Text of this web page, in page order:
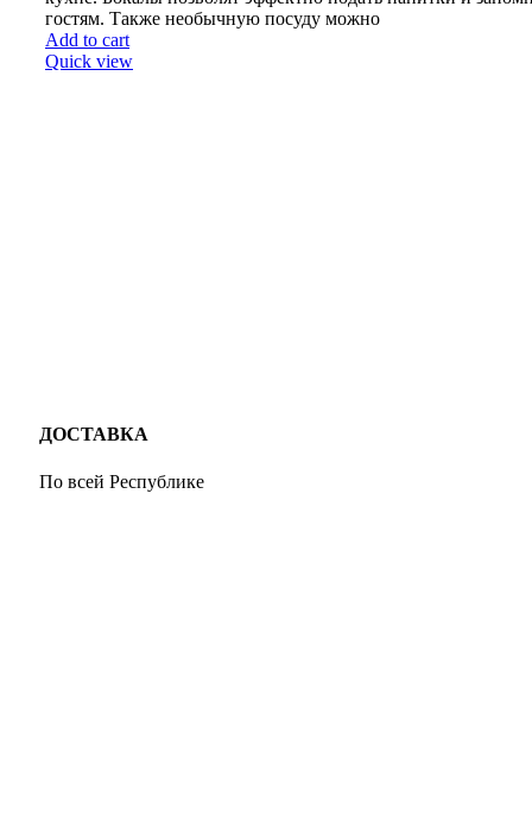
гостям. Также необычную посуду можно
Add to cart
Quick view
ДОСТАВКА
По всей Республике